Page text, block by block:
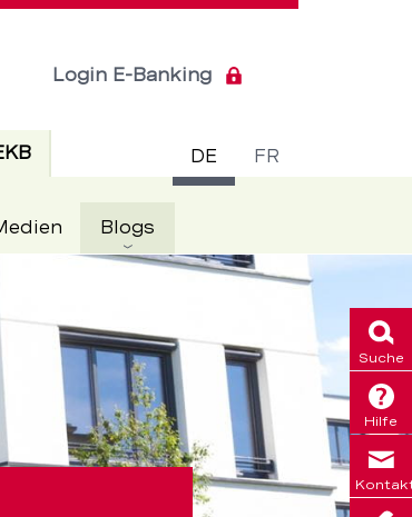
DE FR
Login E-Banking
Aktiv
Blogs
Suche
Hilfe